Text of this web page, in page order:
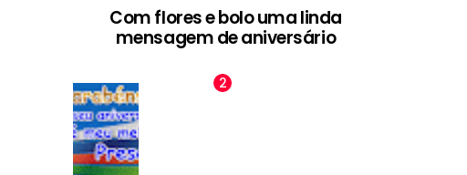
Com flores e bolo uma linda
mensagem de aniversário